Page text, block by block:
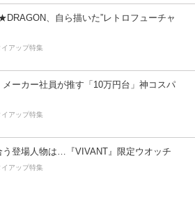
、自ら描いた”レトロフューチャ
イアップ特集
メーカー社員が推す「10万円台」神コスパ
イアップ特集
う登場人物は…『VIVANT』限定ウオッチ
イアップ特集